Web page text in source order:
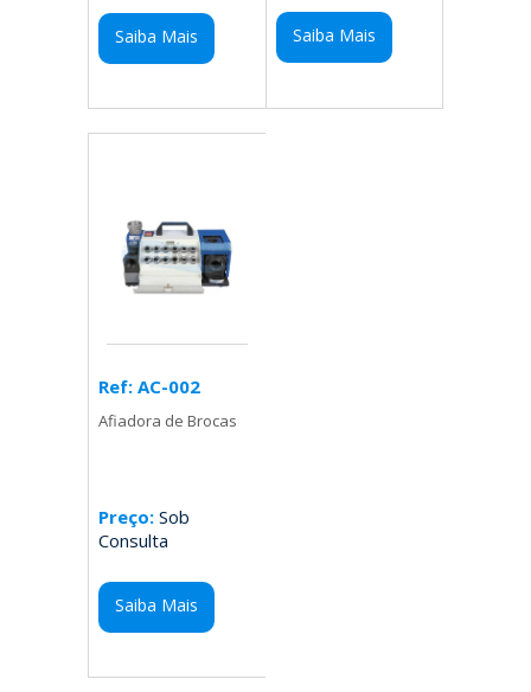
Saiba Mais Saiba Mais
Ref: AC-002
Afiadora de Brocas
Preço: Sob
Consulta
Saiba Mais